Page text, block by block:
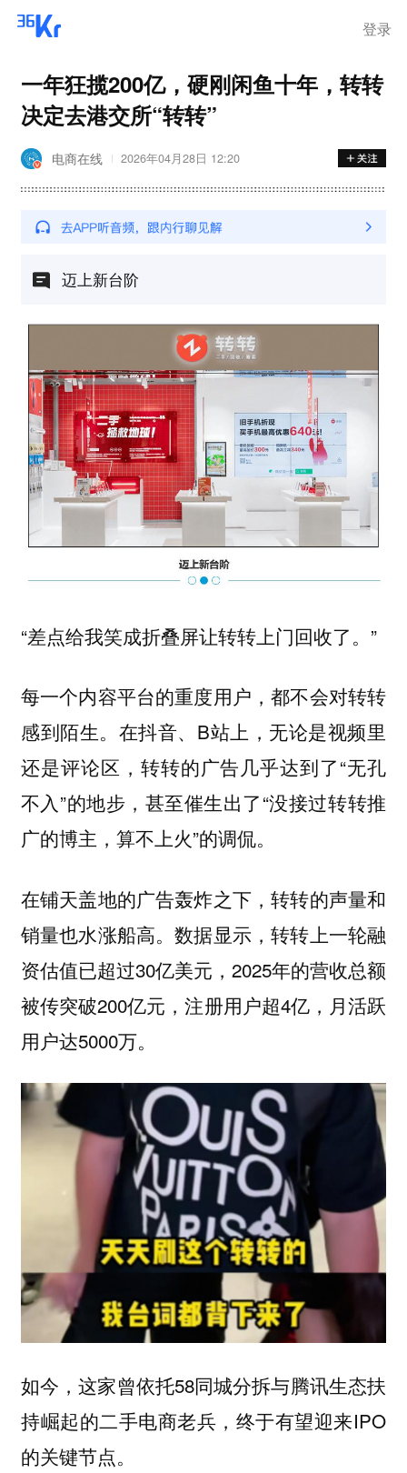
登录
一年狂揽200亿，硬刚闲鱼十年，转转
决定去港交所“转转”
电商在线 2026年04月28日 12:20
迈上新台阶
“差点给我笑成折叠屏让转转上门回收了。”
每一个内容平台的重度用户，都不会对转转
感到陌生。在抖音、B站上，无论是视频里
还是评论区，转转的广告几乎达到了“无孔
不入”的地步，甚至催生出了“没接过转转推
广的博主，算不上火”的调侃。
在铺天盖地的广告轰炸之下，转转的声量和
销量也水涨船高。数据显示，转转上一轮融
资估值已超过30亿美元，2025年的营收总额
被传突破200亿元，注册用户超4亿，月活跃
用户达5000万。
如今，这家曾依托58同城分拆与腾讯生态扶
持崛起的二手电商老兵，终于有望迎来IPO
的关键节点。